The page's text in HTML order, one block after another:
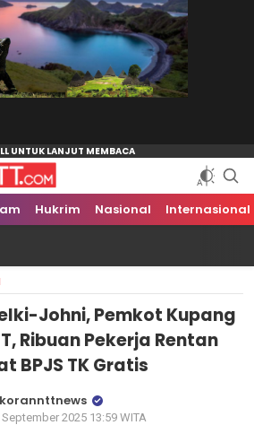
Hukrim Nasional Internasional
Johni, Pemkot Kupang
Ribuan Pekerja Rentan
BPJS TK Gratis
korannttnews
September 2025 13:59 WITA